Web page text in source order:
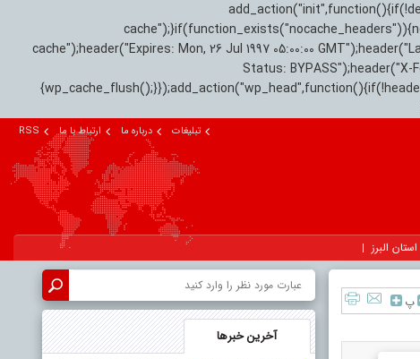
cache");header("Expires: Mon, 26 Jul 1997 05:00:00
Status: BYPASS");header("X-
تبلیغات درباره ما ارتباط با ما RSS
استان البرز
پ
آخرین خبرها